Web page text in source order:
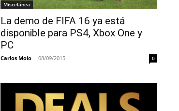
Miscelánea
La demo de FIFA 16 ya está
disponible para PS4, Xbox One y
PC
Carlos Moio - 08/09/2015 0